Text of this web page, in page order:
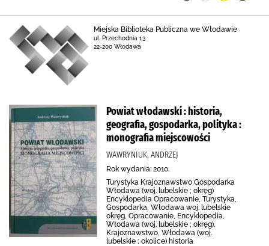
Miejska Biblioteka Publiczna we Włodawie
ul. Przechodnia 13
22-200 Włodawa
Powiat włodawski : historia,
geografia, gospodarka, polityka :
monografia miejscowości
WAWRYNIUK, ANDRZEJ
Rok wydania: 2010.
Turystyka Krajoznawstwo Gospodarka
Włodawa (woj. lubelskie ; okręg)
Encyklopedia Opracowanie, Turystyka,
Gospodarka, Włodawa woj. lubelskie
okręg, Opracowanie, Encyklopedia,
Włodawa (woj. lubelskie ; okręg),
Krajoznawstwo, Włodawa (woj.
lubelskie ; okolice) historia